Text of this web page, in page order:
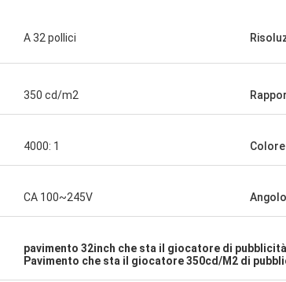
A 32 pollici
350 cd/m2
4000: 1
CA 100~245V
pavimento 32inch che sta il giocatore di
Pavimento che sta il giocatore 350cd/M2 di